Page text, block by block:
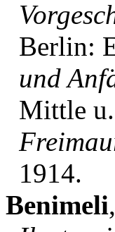
Berlin:
und
Mittle
1914.
Benimeli